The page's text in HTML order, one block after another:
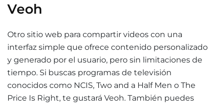
Veoh
Otro sitio web para compartir videos con una
interfaz simple que ofrece contenido personalizado
y generado por el usuario, pero sin limitaciones de
tiempo. Si buscas programas de televisión
conocidos como NCIS, Two and a Half Men o The
Price Is Right, te gustará Veoh. También puedes